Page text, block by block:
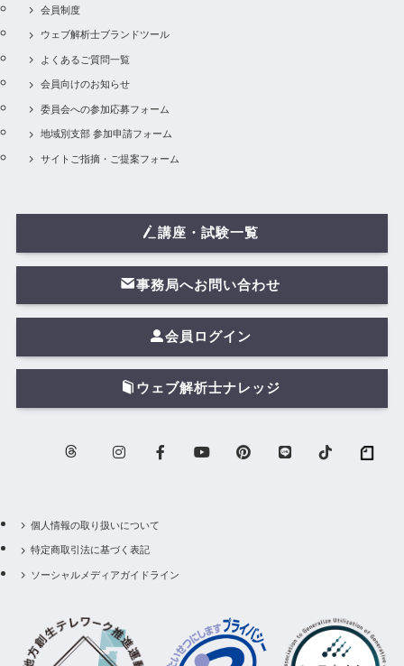
会員制度
ウェブ解析士ブランドツール
よくあるご質問一覧
会員向けのお知らせ
委員会への参加応募フォーム
地域別支部 参加申請フォーム
サイトご指摘・ご提案フォーム
講座・試験一覧
事務局へお問い合わせ
会員ログイン
ウェブ解析士ナレッジ
個人情報の取り扱いについて
特定商取引法に基づく表記
ソーシャルメディアガイドライン